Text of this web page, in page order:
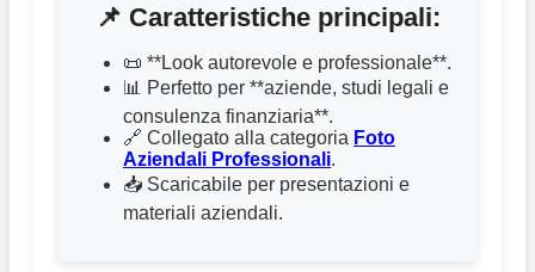
📌 Caratteristiche principali:
📜 **Look autorevole e professionale**.
📊 Perfetto per **aziende, studi legali e
consulenza finanziaria**.
🔗 Collegato alla categoria Foto
Aziendali Professionali.
📥 Scaricabile per presentazioni e
materiali aziendali.